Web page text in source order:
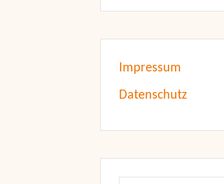
Impressum
Datenschutz